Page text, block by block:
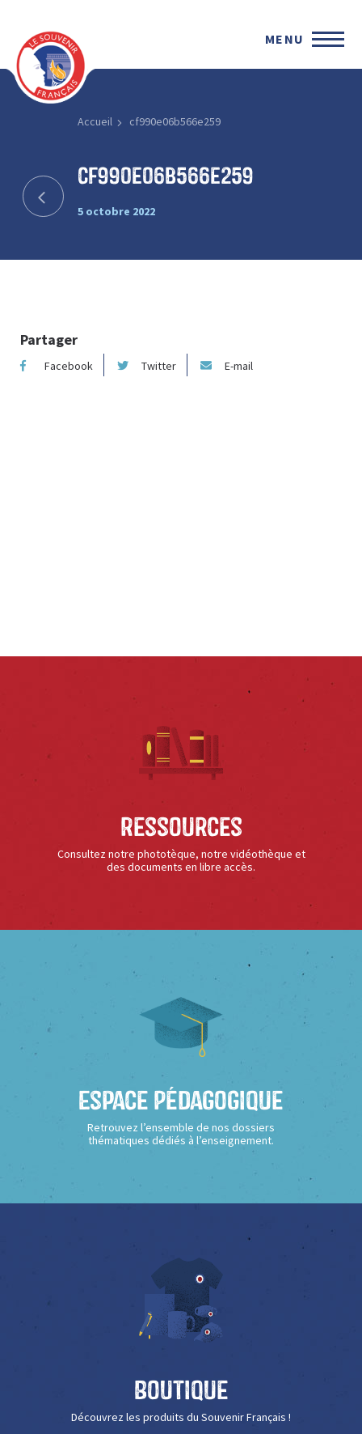
MENU
Accueil cf990e06b566e259
cf990e06b566e259
5 octobre 2022
Partager
Facebook Twitter E-mail
Ressources
Consultez notre phototèque, notre vidéothèque et
des documents en libre accès.
Espace Pédagogique
Retrouvez l’ensemble de nos dossiers
thématiques dédiés à l’enseignement.
Boutique
Découvrez les produits du Souvenir Français !